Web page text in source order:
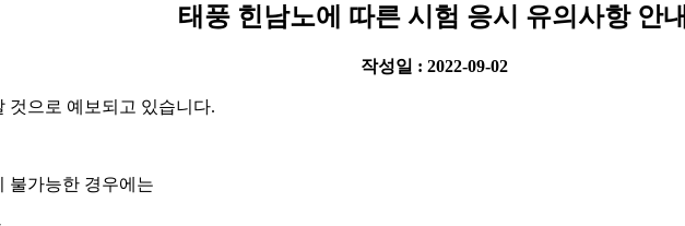
태풍 힌남노에 따른 시험 응시 유의사항 안내
작성일 : 2022-09-02
것으로 예보되고 있습니다.
불가능한 경우에는